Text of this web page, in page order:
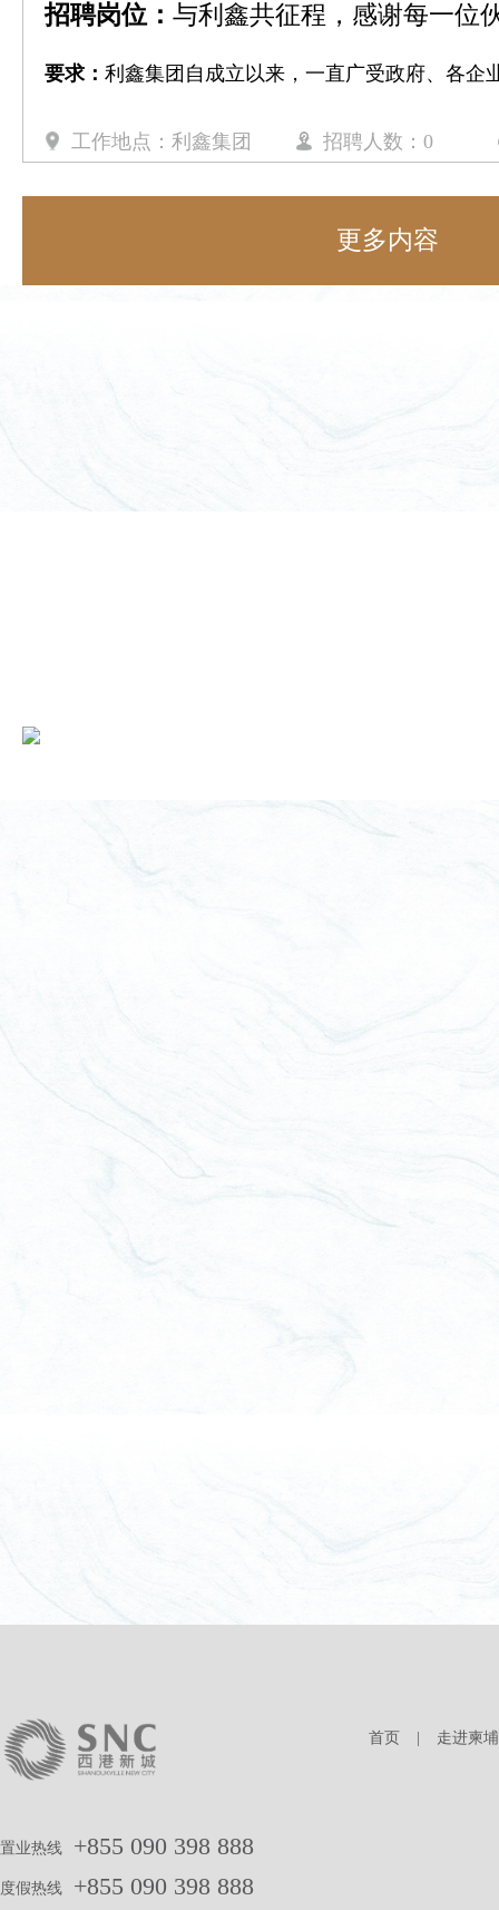
招聘岗位： 与利鑫共征程，感谢每一位
要求： 利鑫集团自成立以来，一直广受政府、各企业伙伴，以
工作地点：利鑫集团 招聘人数：0
更多内容
置业热线 +855 090 398 888
度假热线 +855 090 398 888
首页 走进柬